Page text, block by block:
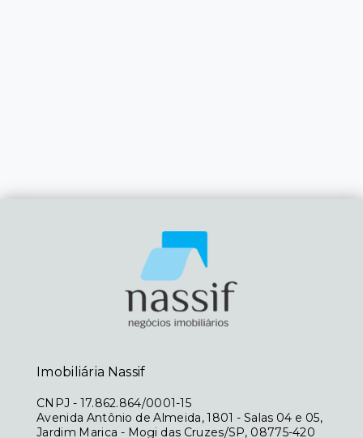
Imobiliária Nassif
CNPJ - 17.862.864/0001-15
Avenida Antônio de Almeida, 1801 - Salas 04 e 05,
Jardim Marica - Mogi das Cruzes/SP, 08775-420